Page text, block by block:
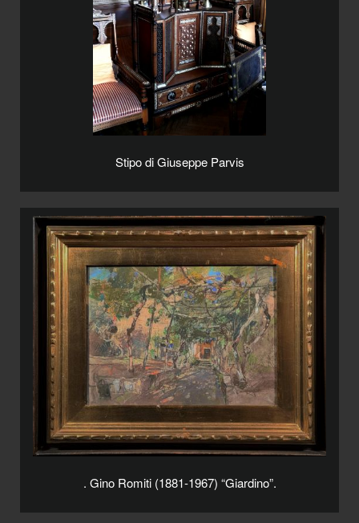
Stipo di Giuseppe Parvis
. Gino Romiti (1881-1967) “Giardino”.